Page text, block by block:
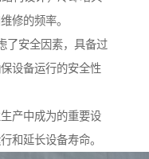
修的频率。
了安全因素，具备过
设备运行的安全性
产中成为的重要设
和延长设备寿命。